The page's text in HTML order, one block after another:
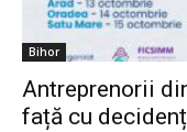
Bihor
Antreprenorii
față cu